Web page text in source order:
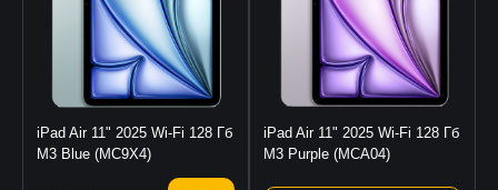
iPad Air 11" 2025 Wi-Fi 128 Гб
M3 Blue (MC9X4)
iPad Air 11" 2025 Wi-Fi 128 Гб
M3 Purple (MCA04)